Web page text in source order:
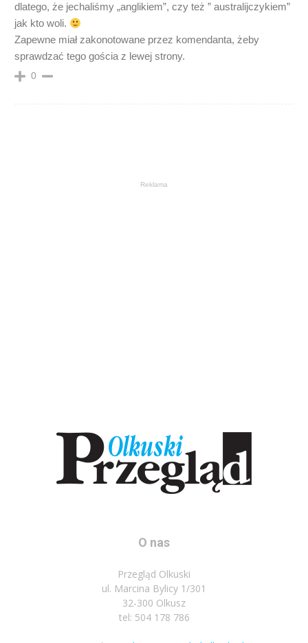
dlatego, że jechaliśmy „anglikiem”, czy też ” australijczykiem”
jak kto woli.
Zapewne miał zakonotowane przez komendanta, żeby
sprawdzać tego gościa z lewej strony.
0
Reklama
O nas
Przegląd Olkuski
ul. Marcina Bylicy 1/301
32-300 Olkusz
tel: 504 178 786